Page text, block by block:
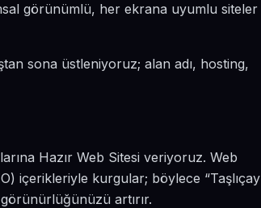
görünümlü, her ekrana uyumlu siteler
sona üstleniyoruz; alan adı, hosting,
Hazır Web Sitesi veriyoruz. Web
içerikleriyle kurgular; böylece “Taşlıçay
artırır.